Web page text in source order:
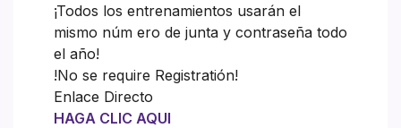
¡Todos los entrenamientos usarán el
mismo núm ero de junta y contraseña todo
el año!
!No se require Registratión!
Enlace Directo
HAGA CLIC AQUI